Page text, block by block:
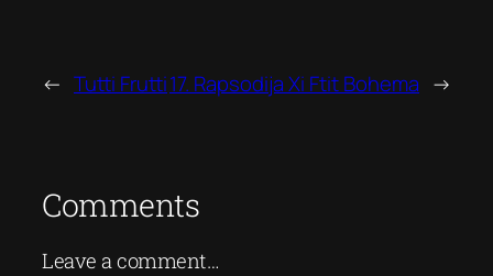
← Tutti Frutti17. Rapsodija Xi Ftit Bohema →
Comments
Leave a comment…